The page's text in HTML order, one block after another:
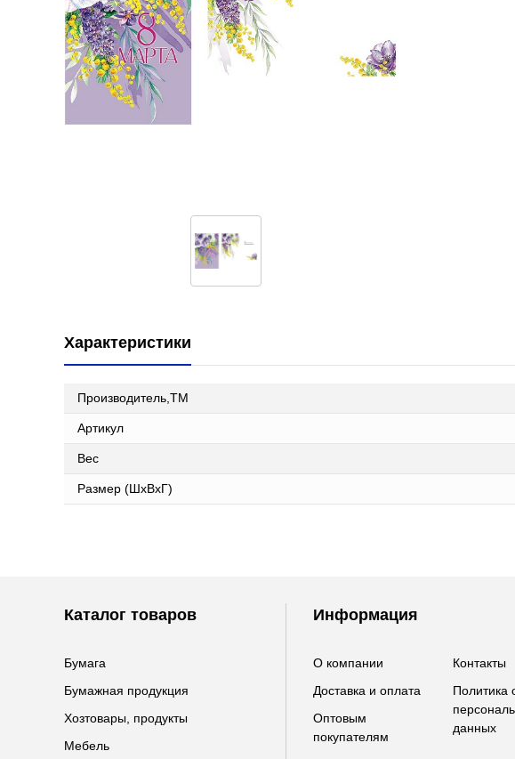
Характеристики
Производитель,ТМ
Артикул
Вес
Размер (ШxВxГ)
Каталог товаров
Бумага
Бумажная продукция
Хозтовары, продукты
Мебель
Информация
О компании
Доставка и оплата
Оптовым
покупателям
Контакты
Политика
данных